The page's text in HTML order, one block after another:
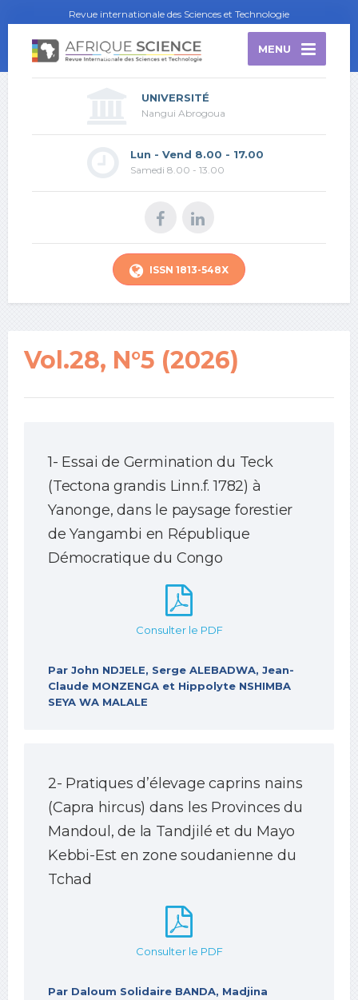
Revue internationale des Sciences et Technologie
MENU
UNIVERSITÉ
Nangui Abrogoua
Lun - Vend 8.00 - 17.00
Samedi 8.00 - 13.00
ISSN 1813-548X
Vol.28, N°5 (2026)
1- Essai de Germination du Teck
(Tectona grandis Linn.f. 1782) à
Yanonge, dans le paysage forestier
de Yangambi en République
Démocratique du Congo
Consulter le PDF
Par John NDJELE, Serge ALEBADWA, Jean-
Claude MONZENGA et Hippolyte NSHIMBA
SEYA WA MALALE
2- Pratiques d’élevage caprins nains
(Capra hircus) dans les Provinces du
Mandoul, de la Tandjilé et du Mayo
Kebbi-Est en zone soudanienne du
Tchad
Consulter le PDF
Par Daloum Solidaire BANDA, Madjina